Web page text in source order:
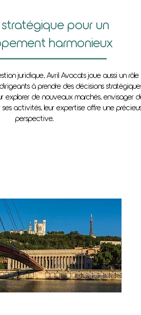
stratégique pour un
harmonieux
juridique, Avril Avocats joue aussi un rôle
à prendre des décisions
explorer de nouveaux marchés, envisager
activités, leur expertise offre une
perspective.